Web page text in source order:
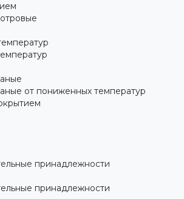
от пониженных температур
принадлежности
принадлежности